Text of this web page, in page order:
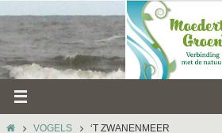
naar
inhoud
HOMEVOGELS ‘T ZWANENMEER